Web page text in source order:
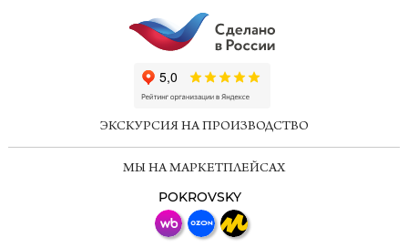
ЭКСКУРСИЯ НА ПРОИЗВОДСТВО
МЫ НА МАРКЕТПЛЕЙСАХ
POKROVSKY